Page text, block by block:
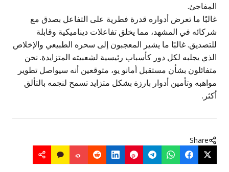
ما تعرض أدواره قدرة فطرية على التفاعل بصدق مع
في المشهد، مما يخلق تفاعلات ديناميكية وقابلة
غالبًا ما يشير المعجبون إلى سحره الطبيعي والإخلاص
يجلبه لكل دور كأسباب رئيسية لشعبيته المتزايدة. نحن
بشأن مستقبل أمانو يو، متوقعين أنه سيواصل تطوير
وتأمين أدوار بارزة بشكل متزايد تسمح لنجمه بالتألق
Share